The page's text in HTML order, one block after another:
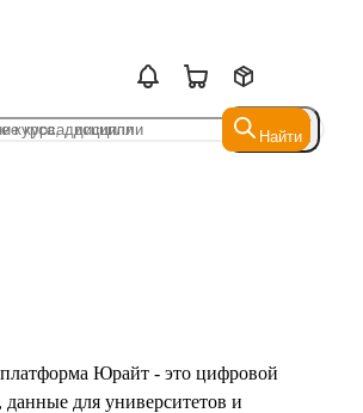
Найти
Найти
платформа Юрайт - это цифровой
данные для университетов и